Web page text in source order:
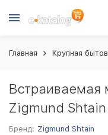
Главная Крупная
Встраиваемая
Zigmund
Бренд: Zigmund Shtain